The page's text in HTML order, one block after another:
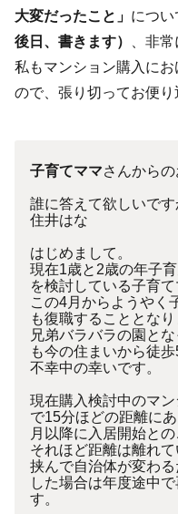
大変だったこと」 につ
後日、書きます）
、非
私もマンション購入に
ので、張り切ってお便り
子育てママさんからの
誰に答えて欲しいです
住井はな
はじめまして。
現在1歳と2歳の年子
を検討している子育て
この4月からようやく
も復職することとなり
兄弟バラバラの園と
も今の住まいから徒
不幸中の幸いです。
現在購入検討中のマ
で15分ほどの距離に
月以降に入居開始との
それほど距離は離れ
挟んで自治体が変わ
した場合は年度途中
す。